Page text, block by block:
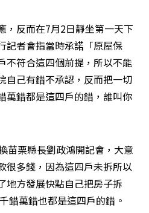
，反而在7月2日靜坐第一天下
記者會指當時承諾「原屋保
不符合這四個前提，所以不能
自己有錯不承認，反而把一切
萬錯都是這四戶的錯，誰叫你
苗栗縣長劉政鴻開記會，大意
很多錢，因為這四戶未拆所以
地方發展快點自己把房子拆
錯萬錯也都是這四戶的錯。